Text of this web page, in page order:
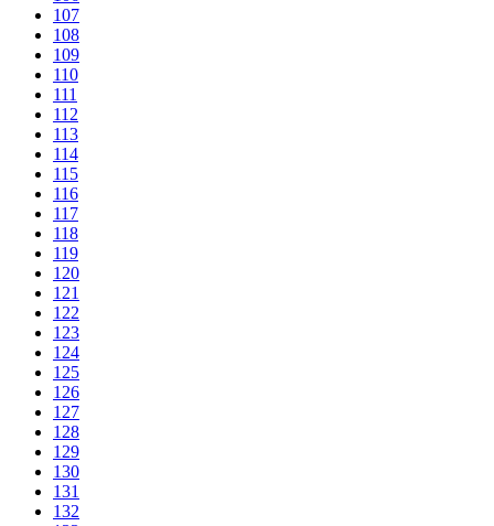
107
108
109
110
111
112
113
114
115
116
117
118
119
120
121
122
123
124
125
126
127
128
129
130
131
132